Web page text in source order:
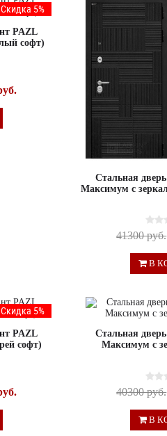
Скидка 5%
PAZL
софт)
Стальная
Максимум с
41300 руб.
В
Скидка 5%
PAZL
софт)
Стальная
Максимум с
40300 руб.
В